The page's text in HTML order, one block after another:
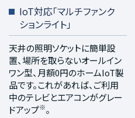
IoT対応「マルチファンク
ションライト」
天井の照明ソケットに簡単設
置、場所を取らないオールイン
ワン型、月額0円のホームIoT製
品です。これがあれば、ご利用
中のテレビとエアコンがグレー
ドアップ※。